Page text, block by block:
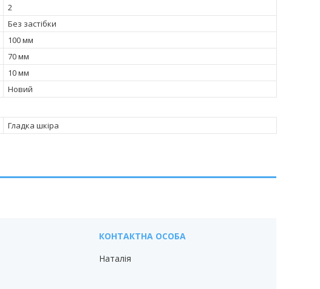
2
Без застібки
100 мм
70 мм
10 мм
Новий
Гладка шкіра
Наталія